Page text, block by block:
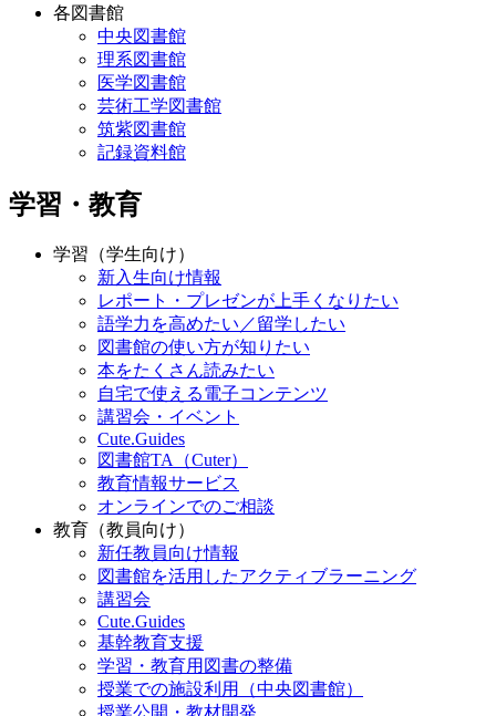
各図書館
中央図書館
理系図書館
医学図書館
芸術工学図書館
筑紫図書館
記録資料館
学習・教育
学習（学生向け）
新入生向け情報
レポート・プレゼンが上手くなりたい
語学力を高めたい／留学したい
図書館の使い方が知りたい
本をたくさん読みたい
自宅で使える電子コンテンツ
講習会・イベント
Cute.Guides
図書館TA（Cuter）
教育情報サービス
オンラインでのご相談
教育（教員向け）
新任教員向け情報
図書館を活用したアクティブラーニング
講習会
Cute.Guides
基幹教育支援
学習・教育用図書の整備
授業での施設利用（中央図書館）